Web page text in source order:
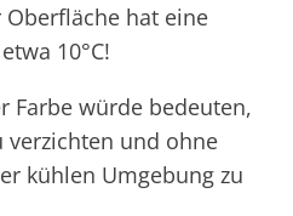
hat eine
10°C!
Farbe würde bedeuten,
verzichten und ohne
kühlen Umgebung zu